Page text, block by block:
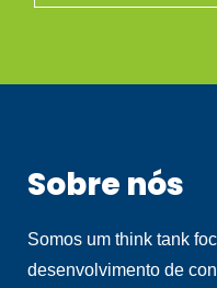
Sobre nós
Somos um think tank
desenvolvimento de